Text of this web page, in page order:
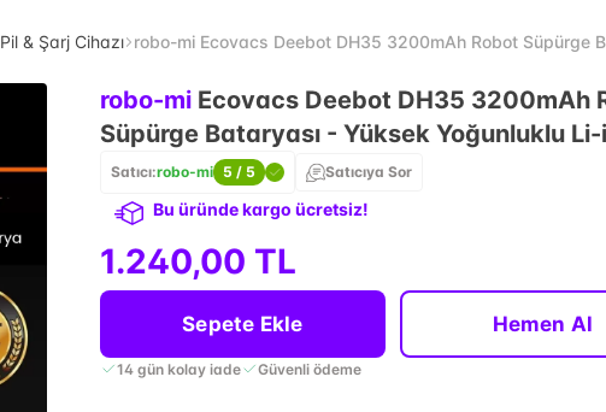
Pil & Şarj Cihazı robo-mi Ecovacs Deebot DH35 3200mAh Robot Süpürge
robo-mi Ecovacs Deebot DH35 3200mAh
Süpürge Bataryası - Yüksek Yoğunluklu
Satıcı:robo-mi 5 / 5 Satıcıya Sor
Bu üründe kargo ücretsiz!
1.240,00 TL
Sepete Ekle Hemen Al
14 gün kolay iade Güvenli ödeme